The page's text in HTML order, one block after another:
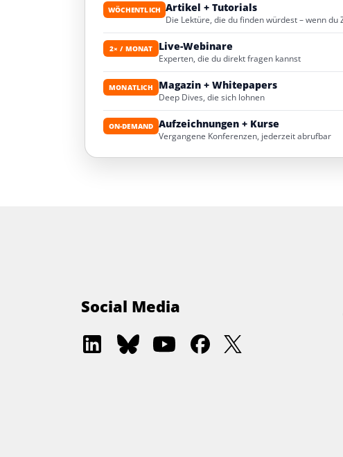
WÖCHENTLICH Artikel + Tutorials
Die Lektüre, die du finden würdest – wenn du
2× / MONAT Live-Webinare
Experten, die du direkt fragen kannst
MONATLICH Magazin + Whitepapers
Deep Dives, die sich lohnen
ON-DEMAND Aufzeichnungen + Kurse
Vergangene Konferenzen, jederzeit abrufbar
Social Media
Software
Architecture
Software
Architecture
Software
Architecture
Software
Architecture